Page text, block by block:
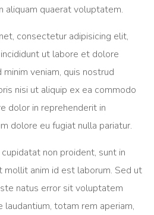
aliquam quaerat voluptatem.
consectetur adipisicing elit,
ut labore et dolore
veniam, quis nostrud
nisi ut aliquip ex ea commodo
dolor in reprehenderit in
dolore eu fugiat nulla pariatur.
non proident, sunt in
mollit anim id est laborum. Sed ut
natus error sit voluptatem
laudantium, totam rem aperiam,